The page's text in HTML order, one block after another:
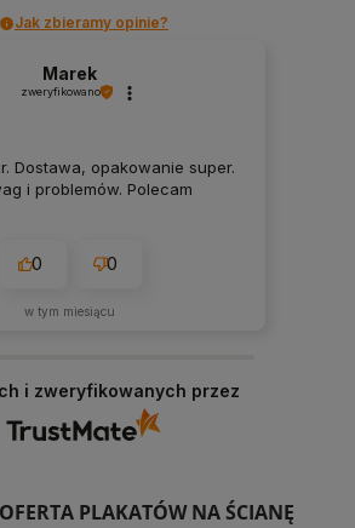
Jak zbieramy opinie?
Marek
zweryfikowano
Dostawa, opakowanie super.
i problemów. Polecam
0 0
w tym miesiącu
i zweryfikowanych przez
PLAKATÓW NA ŚCIANĘ